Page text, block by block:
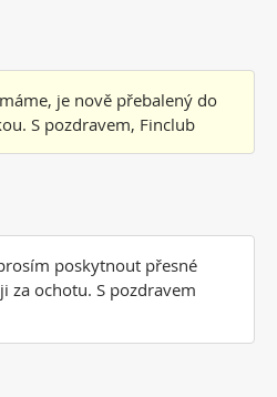
je nově přebalený do
S pozdravem, Finclub
poskytnout přesné
za ochotu. S pozdravem